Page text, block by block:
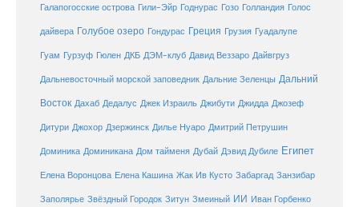
Галапогосские острова Гили-Эйр Годнурас Гозо Голландия Голос
дайвера Голубое озеро Гондурас Греция Грузия Гуадалупе
Гуам Гурзуф Гюлен ДКБ ДЭМ-клуб Давид Веззаро Дайвгруз
Дальневосточный морской заповедник Дальние Зеленцы Дальний
Восток Дахаб Дедалус Джек Израиль Джибути Джидда Джозеф
Дитури Джохор Дзержинск Дилье Нуаро Дмитрий Петрушин
Доминика Доминикана Дом тайменя Дубай Дэвид Дубиле Египет
Елена Воронцова Елена Кашина Жак Ив Кусто Забаргад Занзибар
Заполярье Звёздный Городок Зитун Змеиный ИИ Иван Горбенко